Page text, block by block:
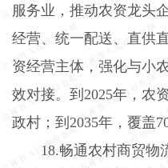
服务业，推动农资龙头
经营、统一配送、直供
资经营主体，强化与小
效对接。到 2025年，农
政村；到 2035年，覆盖
18.畅通农村商贸物